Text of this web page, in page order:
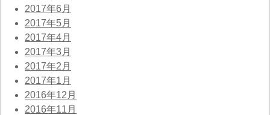
2017年6月
2017年5月
2017年4月
2017年3月
2017年2月
2017年1月
2016年12月
2016年11月